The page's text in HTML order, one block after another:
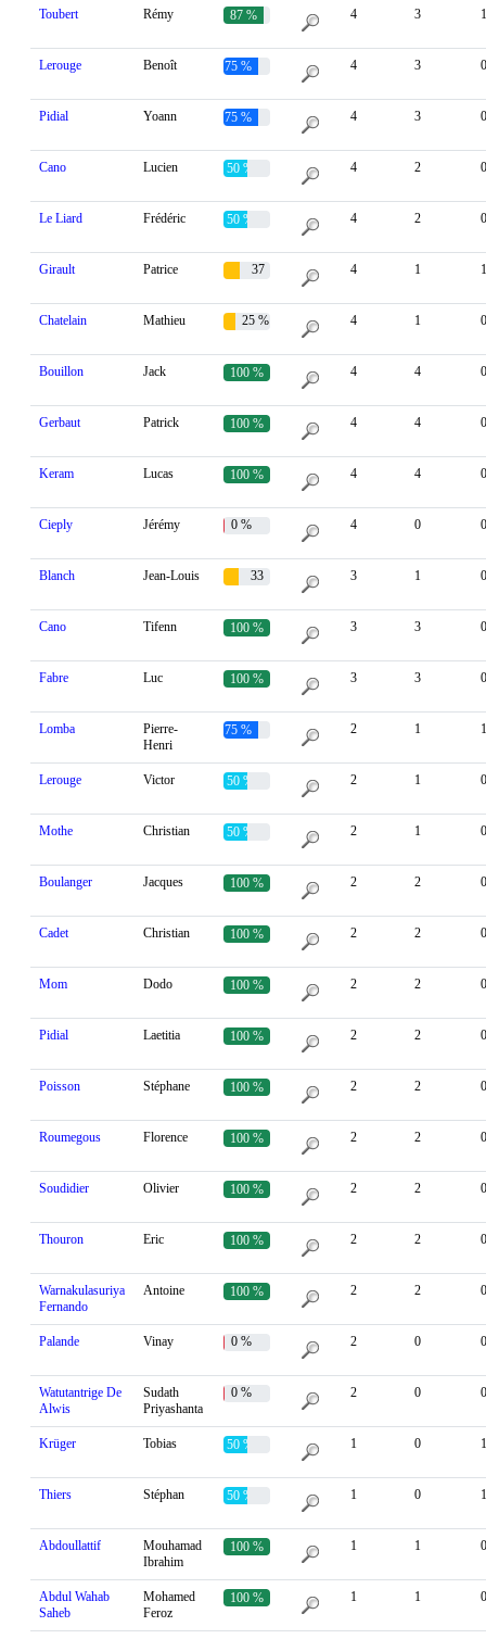
Toubert Rémy 87 % 4 3 1
Lerouge Benoît 75 % 4 3 0
Pidial Yoann 75 % 4 3 0
Cano Lucien 50 % 4 2 0
Le Liard Frédéric 50 % 4 2 0
Girault Patrice
37
4 1 1
Chatelain Mathieu 25 % 4 1 0
Bouillon Jack 100 % 4 4 0
Gerbaut Patrick 100 % 4 4 0
Keram Lucas 100 % 4 4 0
Cieply Jérémy 0 % 4 0 0
Blanch Jean-Louis
33
3 1 0
Cano Tifenn 100 % 3 3 0
Fabre Luc 100 % 3 3 0
Lomba
Pierre-
Henri
75 % 2 1 1
Lerouge Victor 50 % 2 1 0
Mothe Christian 50 % 2 1 0
Boulanger Jacques 100 % 2 2 0
Cadet Christian 100 % 2 2 0
Mom Dodo 100 % 2 2 0
Pidial Laetitia 100 % 2 2 0
Poisson Stéphane 100 % 2 2 0
Roumegous Florence 100 % 2 2 0
Soudidier Olivier 100 % 2 2 0
Thouron Eric 100 % 2 2 0
Warnakulasuriya
Fernando
Antoine 100 % 2 2 0
Palande Vinay 0 % 2 0 0
Watutantrige De
Alwis
Sudath
Priyashanta
0 % 2 0 0
Krüger Tobias 50 % 1 0 1
Thiers Stéphan 50 % 1 0 1
Abdoullattif
Mouhamad
Ibrahim
100 % 1 1 0
Abdul Wahab
Saheb
Mohamed
Feroz
100 % 1 1 0